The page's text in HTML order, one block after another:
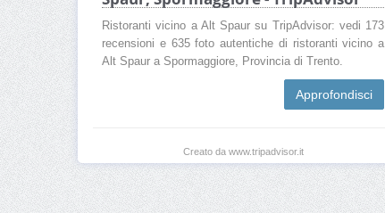
Ristoranti vicino a Alt Spaur su TripAdvisor: vedi 173
recensioni e 635 foto autentiche di ristoranti vicino a
Alt Spaur a Spormaggiore, Provincia di Trento.
Approfondisci
Creato da www.tripadvisor.it